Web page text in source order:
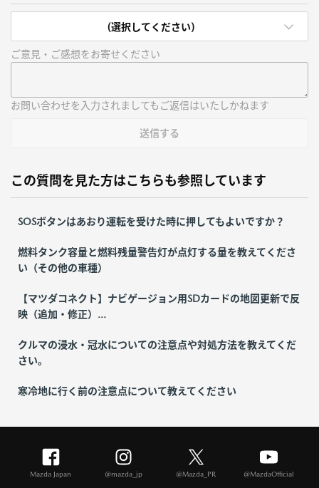
(選択してください)
ご意見・ご感想をお寄せください
お問い合わせを入力されましてもご返信はいたしかねます
送信する
この質問を見た方はこちらも参照しています
SOSボタンはあおり運転を受けた時に押してもよいですか？
燃料タンク容量と燃料残量警告灯が点灯する量を教えてくださ
い（その他の車種）
【マツダコネクト】ナビゲージョン用SDカードの地図更新で反
映（追加・修正）...
クルマの浸水・冠水についての注意点や対処方法を教えてくだ
さい。
寒冷地に行く前の注意点について教えてください
Mazda Japan @mazda_jp @Mazda_PR @MazdaOfficial